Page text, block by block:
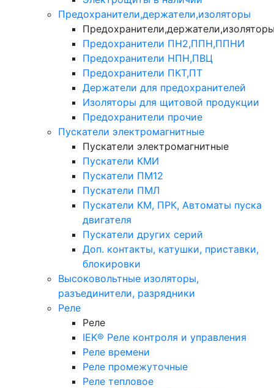
Предохранители,держатели,изоляторы
Предохранители ПН2,ППН,ППНИ
Предохранители НПН,ПВЦ
Предохранители ПКТ,ПТ
Держатели для предохранителей
Изоляторы для щитовой продукции
Предохранители прочие
Пускатели электромагнитные
Пускатели электромагнитные
Пускатели КМИ
Пускатели ПМ12
Пускатели ПМЛ
Пускатели КМ, ПРК, Автоматы пуска
двигателя
Пускатели других серий
Доп. контакты, катушки, приставки,
блокировки
Высоковольтные изоляторы,
разъединители, разрядники
Реле
Реле
IEK® Реле контроля и управления
Реле времени
Реле промежуточные
Реле тепловое